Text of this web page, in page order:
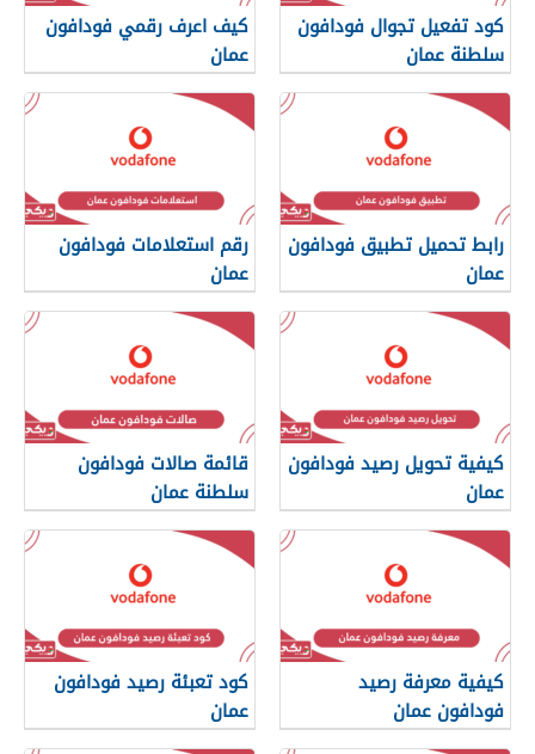
كود تفعيل تجوال فودافون
سلطنة عمان
كيف اعرف رقمي فودافون
عمان
رابط تحميل تطبيق فودافون
عمان
رقم استعلامات فودافون
عمان
كيفية تحويل رصيد فودافون
عمان
قائمة صالات فودافون
سلطنة عمان
كيفية معرفة رصيد
فودافون عمان
كود تعبئة رصيد فودافون
عمان